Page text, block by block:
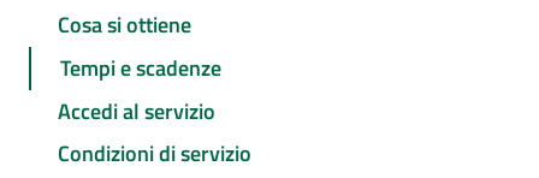
Cosa si ottiene
Tempi e scadenze
Accedi al servizio
Condizioni di servizio